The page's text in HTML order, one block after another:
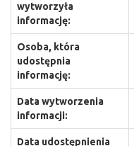
wytworzyła
informację:
Osoba, która
udostępnia
informację:
Data wytworzenia
informacji:
Data udostępnienia